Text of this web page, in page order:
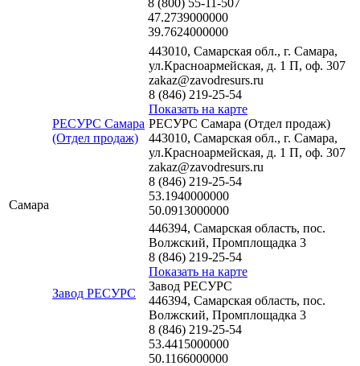
47.2739000000
39.7624000000
Самара
РЕСУРС Самара
(Отдел продаж)
443010, Самарская обл., г. Самара,
ул.Красноармейская, д. 1 П, оф. 307
zakaz@zavodresurs.ru
8 (846) 219-25-54
Показать на карте
РЕСУРС Самара (Отдел продаж)
443010, Самарская обл., г. Самара,
ул.Красноармейская, д. 1 П, оф. 307
zakaz@zavodresurs.ru
8 (846) 219-25-54
53.1940000000
50.0913000000
Завод РЕСУРС
446394, Самарская область, пос.
Волжский, Промплощадка 3
8 (846) 219-25-54
Показать на карте
Завод РЕСУРС
446394, Самарская область, пос.
Волжский, Промплощадка 3
8 (846) 219-25-54
53.4415000000
50.1166000000